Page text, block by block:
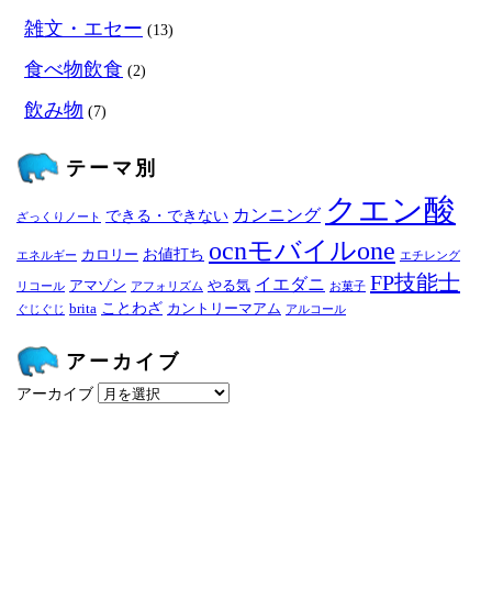
雑文・エセー (13)
食べ物飲食 (2)
飲み物 (7)
テーマ別
ざっくりノート できる・できない カンニング クエン酸
エネルギー カロリー お値打ち ocnモバイルone エチレング
リコール アマゾン アフォリズム やる気 イエダニ お菓子 FP技能士
ぐじぐじ brita ことわざ カントリーマアム アルコール
アーカイブ
アーカイブ